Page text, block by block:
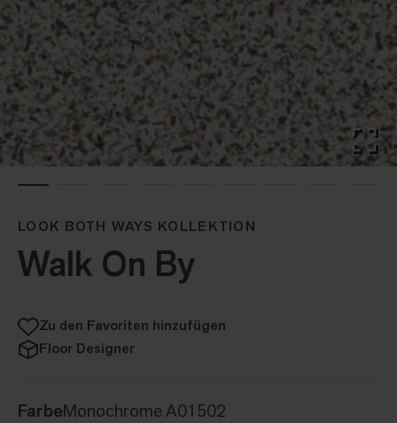
LOOK BOTH WAYS KOLLEKTION
Walk On By
Zu den Favoriten hinzufügen
Floor Designer
FarbeMonochrome A01502